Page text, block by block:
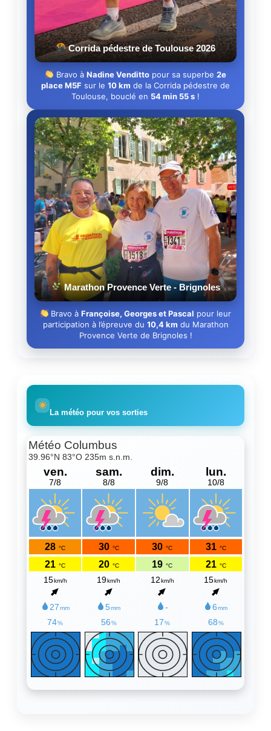
Corrida pédestre de Toulouse 2026
Bravo à Nadine Vendittopour sa superbe 2e
place M5F sur le 10 km de la Corrida pédestre de
Toulouse, bouclé en 54 min 55 s !
Marathon Provence Verte - Brignoles
Bravo àFrançoise, Georges et Pascal pour leur
participation à l’épreuve du 10,4 km du Marathon
Provence Verte de Brignoles !
La météo pour vos sorties